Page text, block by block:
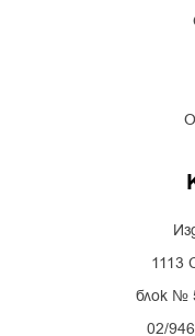
1113
блок №
02/